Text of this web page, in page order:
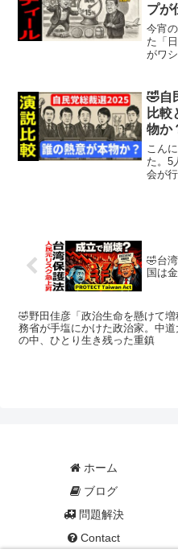
プが
今宵
た「
がワ
「日
約の
🤣自
比較
物か
こん
た。5
会が
🤣台
国は
🤣野田佳彦「政治生命を懸けて増
務省が手塩にかけた政治家。中道
の中、ひとり生き残った重鎮
ホーム
ブログ
問題解決
Contact